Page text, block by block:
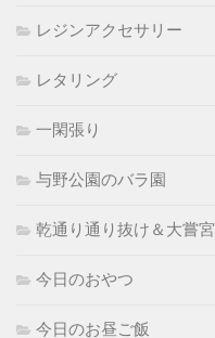
レジンアクセサリー
レタリング
一閑張り
与野公園のバラ園
乾通り通り抜け＆大嘗宮
今日のおやつ
今日のお昼ご飯